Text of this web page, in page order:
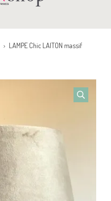
LAMPE Chic LAITON massif